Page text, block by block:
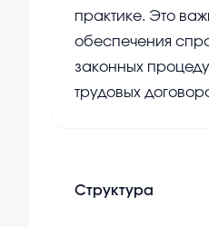
практике. Это
обеспечения
законных
трудовых
Структура